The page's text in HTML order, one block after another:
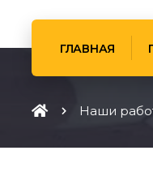
ГЛАВНАЯ
Наши